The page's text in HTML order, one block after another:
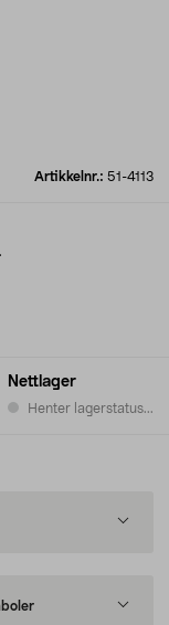
Artikkelnr.: 51-4113
Nettlager
Henter lagerstatus...